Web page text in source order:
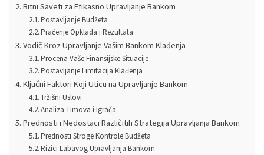
Bitni Saveti za Efikasno Upravljanje Bankom
Postavljanje Budžeta
Praćenje Opklada i Rezultata
Vodič Kroz Upravljanje Vašim Bankom Klađenja
Procena Vaše Finansijske Situacije
Postavljanje Limitacija Klađenja
Ključni Faktori Koji Uticu na Upravljanje Bankom
Tržišni Uslovi
Analiza Timova i Igrača
Prednosti i Nedostaci Različitih Strategija Upravljanja Bankom
Prednosti Stroge Kontrole Budžeta
Rizici Labavog Upravljanja Bankom